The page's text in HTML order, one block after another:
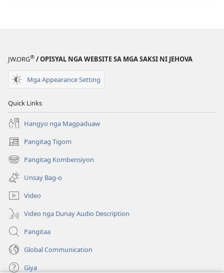
JW.ORG® / OPISYAL NGA WEBSITE SA MGA SAKSI NI JEHOVA
Mga Appearance Setting
Quick Links
Hangyo nga Magpaduaw
Pangitag Tigom
(mo-
open
ug
bag-
ong
window)
Pangitag Kombensiyon
(mo-
open
ug
bag-
ong
window)
Unsay Bag-o
Video
Video nga Dunay Audio Description
Pangitaa
Global Communication
Giya